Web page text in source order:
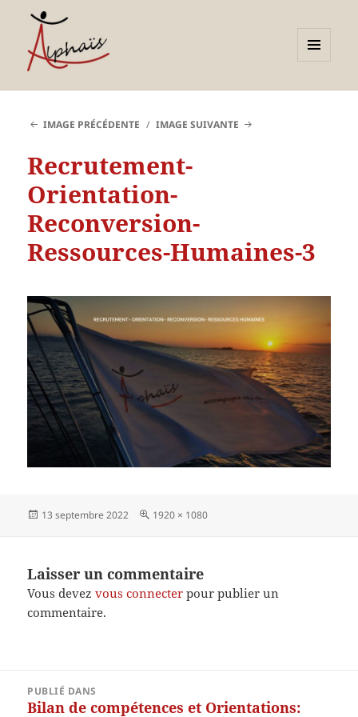
compétences et
orientations adultes et
jeunes
WIDGETS
IMAGE PRÉCÉDENTE IMAGE SUIVANTE
Recrutement-
Orientation-
Reconversion-
Ressources-Humaines-3
Publié
13 septembre 2022
Taille
1920 × 1080
Laisser un commentaire
Vous devezvous connecter pour publier un
commentaire.
PUBLIÉ DANS
Bilan de compétences et Orientations: